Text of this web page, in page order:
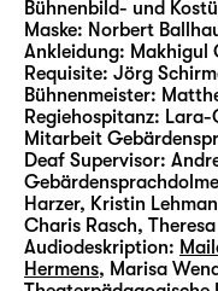
Bühnenbild- und
Maske: Norbert
Ankleidung: Makhigul
Requisite: Jörg
Bühnenmeister:
Regiehospitanz: Lara-
Mitarbeit
Deaf Supervisor:
Harzer, Kristin
Charis Rasch,
Audiodeskription:
Hermens, Marisa